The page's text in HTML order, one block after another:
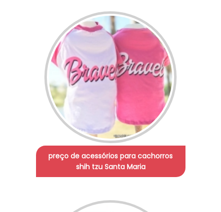
preço de acessórios para cachorros
shih tzu Santa Maria